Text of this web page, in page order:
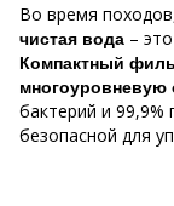
Во время
чистая вода –
Компактный
многоуровневую
бактерий и 99,9%
безопасной для